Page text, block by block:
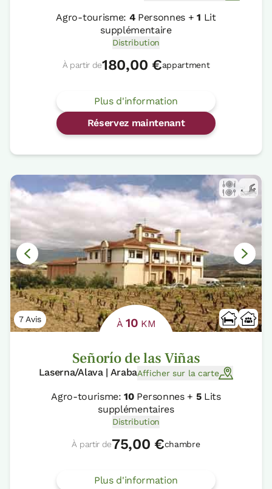
Agro-tourisme: 4Personnes +1 Lit
supplémentaire
Distribution
À partir de180,00 €appartment
Plus d'information
Réservez maintenant
7 Avis À 10 KM
Señorío de las Viñas
Laserna/Alava | ArabaAfficher sur la carte
Agro-tourisme:10Personnes + 5Lits
supplémentaires
Distribution
À partir de75,00 €chambre
Plus d'information